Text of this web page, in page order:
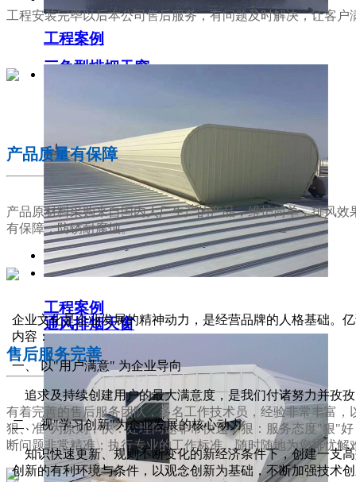
三角型排烟天窗
通风排烟天窗
工程案例
工程案例
工程安装完毕以后本公司售后服务，有问题及时解决，让客户
产品质量有保障
产品原材料采购来自国内大厂生产的产品，维护简单，排风效
有保障，防锈耐腐蚀。
03
售后服务完善
有着完善的售后服务团队，多名工作技术员，经验非常丰富，
狠、准"为原则，快：处理问题非常快速；狠：服务态度"狠"
断问题非常精准；执行专业的工作标准，随时随地为您排忧解
企业文化是企业发展的精神动力，是经营品牌的人格基础。
内容：
一、 以"用户满意" 为企业导向
追求及持续创建用户的最大满意度，是我们付诸努力并孜
二、 视"学习创新"为企业发展的核心动力
知识快速更新、规则不断变化的新经济条件下，创建一支
创新的有利环境与条件，以观念创新为基础，不断加强技术